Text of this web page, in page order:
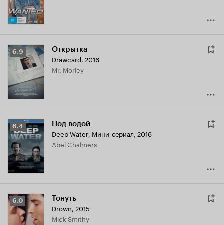
Рейтинг
Кинопоиска
6.9
6.9 Открытка
Drawcard, 2016
Mr. Morley
Рейтинг
Кинопоиска
6.4
6.4 Под водой
Deep Water, Мини-сериал, 2016
Abel Chalmers
Рейтинг
Кинопоиска
6.0
6.0 Тонуть
Drown, 2015
Mick Smithy